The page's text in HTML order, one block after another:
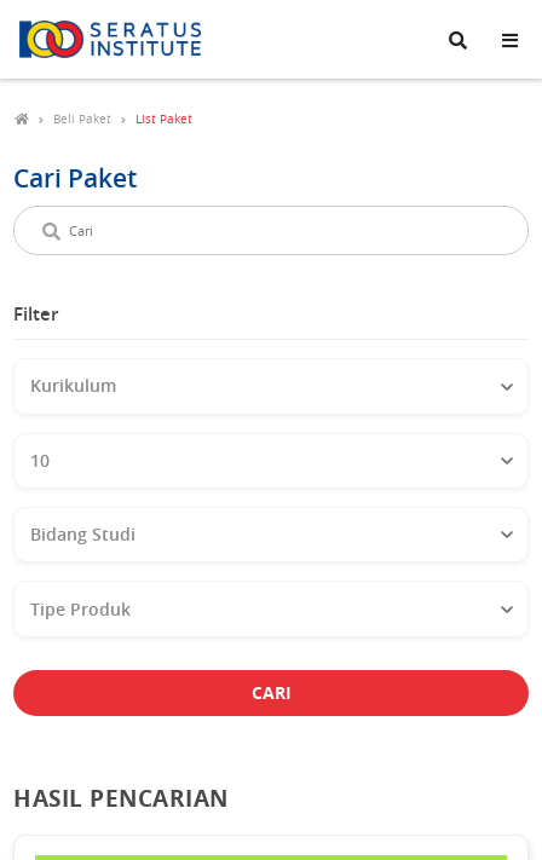
Seratus
Institute
Beli Paket List Paket
Cari Paket
Cari
paket
Filter
Studi
Produk
CARI
HASIL PENCARIAN